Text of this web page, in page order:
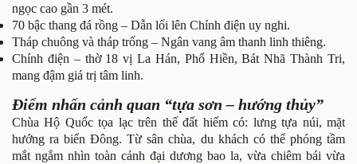
ngọc cao gần 3 mét.
70 bậc thang đá rồng – Dẫn lối lên Chính điện uy nghi.
Tháp chuông và tháp trống – Ngân vang âm thanh linh thiêng.
Chính điện – thờ 18 vị La Hán, Phổ Hiền, Bát Nhã Thành Tri,
mang đậm giá trị tâm linh.
Điểm nhấn cảnh quan “tựa sơn – hướng thủy”
Chùa Hộ Quốc tọa lạc trên thế đất hiếm có: lưng tựa núi, mặt
hướng ra biển Đông. Từ sân chùa, du khách có thể phóng tầm
mắt ngắm nhìn toàn cảnh đại dương bao la, vừa chiêm bái vừa